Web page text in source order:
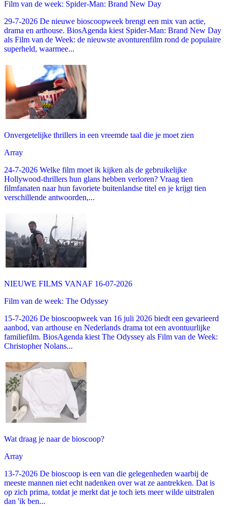
Film van de week: Spider-Man: Brand New Day
29-7-2026 De nieuwe bioscoopweek brengt een mix van actie,
drama en arthouse. BiosAgenda kiest Spider-Man: Brand New Day
als Film van de Week: de nieuwste avonturenfilm rond de populaire
superheld, waarmee...
Onvergetelijke thrillers in een vreemde taal die je moet zien
Array
24-7-2026 Welke film moet ik kijken als de gebruikelijke
Hollywood-thrillers hun glans hebben verloren? Vraag tien
filmfanaten naar hun favoriete buitenlandse titel en je krijgt tien
verschillende antwoorden,...
NIEUWE FILMS VANAF 16-07-2026
Film van de week: The Odyssey
15-7-2026 De bioscoopweek van 16 juli 2026 biedt een gevarieerd
aanbod, van arthouse en Nederlands drama tot een avontuurlijke
familiefilm. BiosAgenda kiest The Odyssey als Film van de Week:
Christopher Nolans...
Wat draag je naar de bioscoop?
Array
13-7-2026 De bioscoop is een van die gelegenheden waarbij de
meeste mannen niet echt nadenken over wat ze aantrekken. Dat is
op zich prima, totdat je merkt dat je toch iets meer wilde uitstralen
dan 'ik ben...